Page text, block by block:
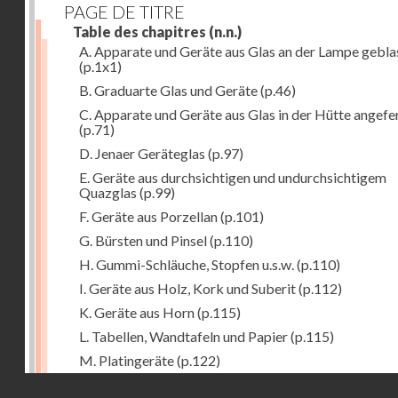
PAGE DE TITRE
Table des chapitres (n.n.)
A. Apparate und Geräte aus Glas an der Lampe
(p.1x1)
B. Graduarte Glas und Geräte(p.46)
C. Apparate und Geräte aus Glas in der Hütte
(p.71)
D. Jenaer Geräteglas (p.97)
E. Geräte aus durchsichtigen und undurchsichtigem
Quazglas (p.99)
F. Geräte aus Porzellan(p.101)
G. Bürsten und Pinsel(p.110)
H. Gummi-Schläuche, Stopfen u.s.w. (p.110)
I. Geräte aus Holz, Kork und Suberit(p.112)
K. Geräte aus Horn(p.115)
L. Tabellen, Wandtafeln und Papier(p.115)
M. Platingeräte(p.122)